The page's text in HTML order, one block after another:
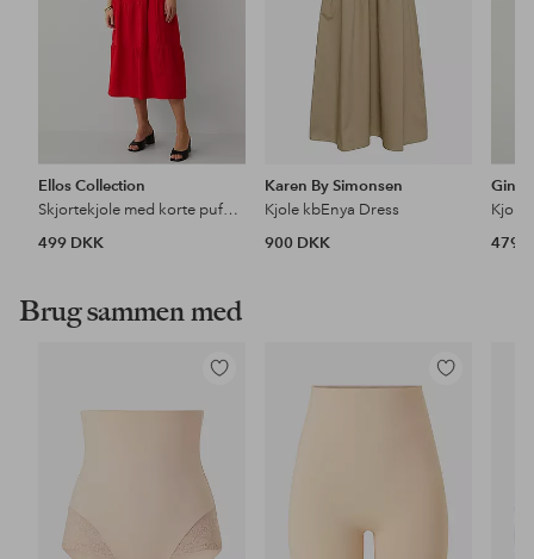
Ellos Collection
Skjortekjole med korte pufærmer
499 DKK
Karen By Simonsen
Kjole kbEnya Dress
900 DKK
Gina
Kjole
479
Brug sammen med
Tilføj
favoritter
Tilføj
favoritter